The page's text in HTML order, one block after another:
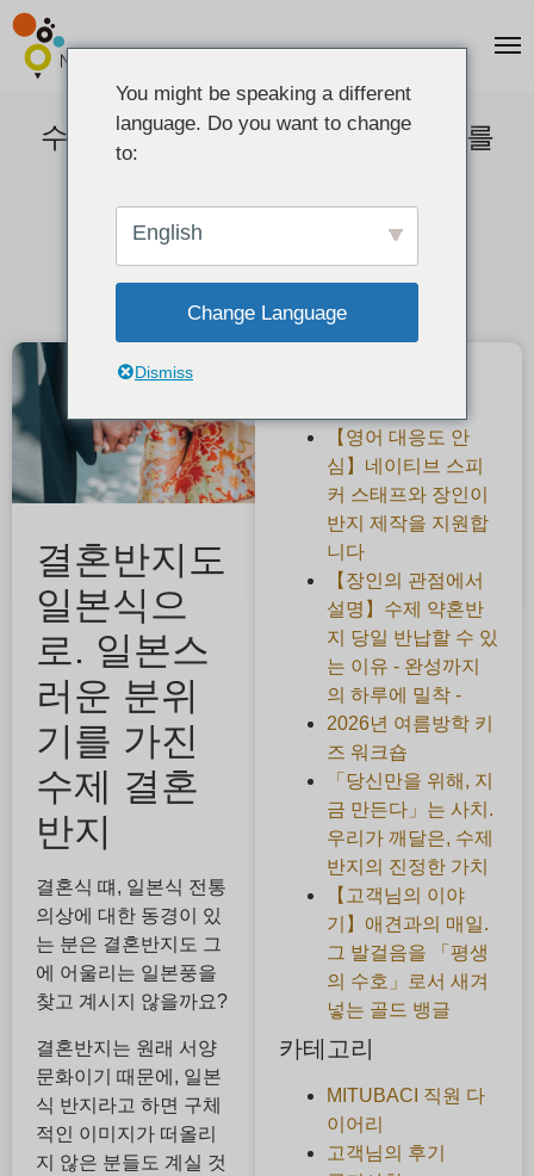
수제로 오리지널 일본식 결혼반지를
결혼반지도
일본식으
로. 일본스
러운 분위
기를 가진
수제 결혼
반지
결혼식 떄, 일본식 전통
의상에 대한 동경이 있
는 분은 결혼반지도 그
에 어울리는 일본풍을
찾고 계시지 않을까요?
결혼반지는 원래 서양
문화이기 때문에, 일본
식 반지라고 하면 구체
적인 이미지가 떠올리
지 않은 분들도 계실 것
【영어 대응도 안
심】네이티브 스피
커 스태프와 장인이
반지 제작을 지원합
니다
【장인의 관점에서
설명】수제 약혼반
지 당일 반납할 수 있
는 이유 - 완성까지
의 하루에 밀착 -
2026년 여름방학 키
즈 워크숍
「당신만을 위해, 지
금 만든다」는 사치.
우리가 깨달은, 수제
반지의 진정한 가치
【고객님의 이야
기】애견과의 매일.
그 발걸음을 「평생
의 수호」로서 새겨
넣는 골드 뱅글
카테고리
MITUBACI 직원 다
이어리
고객님의 후기
You might be speaking a different
language. Do you want to change
to:
English
Change Language
Dismiss